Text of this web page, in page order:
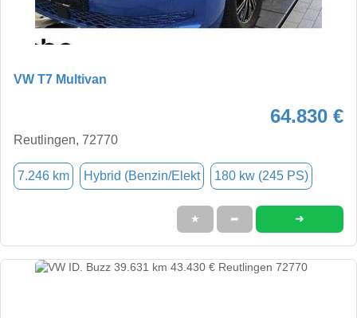
VW T7 Multivan
64.830 €
Reutlingen, 72770
7.246 km Hybrid (Benzin/Elekt 180 kw (245 PS)
★ ➦ ➜